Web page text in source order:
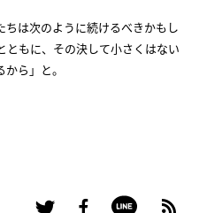
ちは次のように続けるべきかもし
ともに、その決して小さくはない
ら」と。